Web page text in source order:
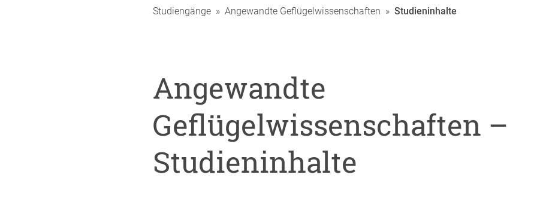
Studiengänge »Angewandte Geflügelwissenschaften »Studieninhalte
Angewandte
Geflügelwissenschaften –
Studieninhalte